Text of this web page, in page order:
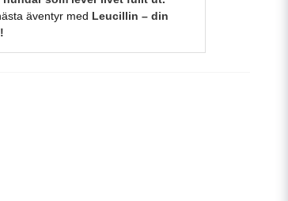
äventyr med Leucillin – din